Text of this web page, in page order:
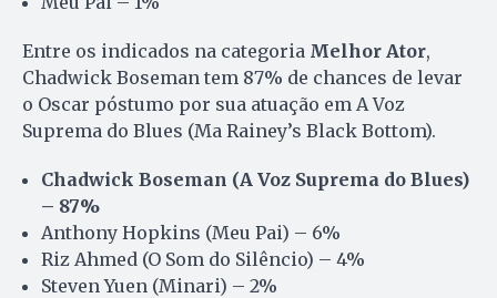
Entre os indicados na categoria Melhor Ator,
Chadwick Boseman tem 87% de chances de levar
o Oscar póstumo por sua atuação em A Voz
Suprema do Blues (Ma Rainey’s Black Bottom).
Chadwick Boseman (A Voz Suprema do Blues)
– 87%
Anthony Hopkins (Meu Pai) – 6%
Riz Ahmed (O Som do Silêncio) – 4%
Steven Yuen (Minari) – 2%